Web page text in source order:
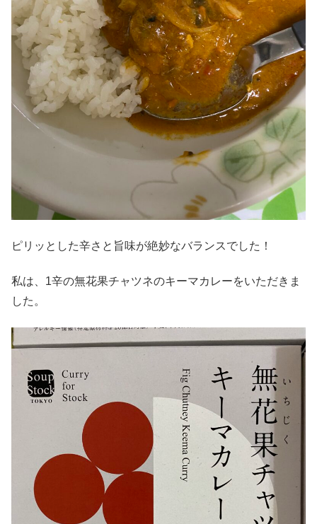
ピリッとした辛さと旨味が絶妙なバランスでした！
私は、1辛の無花果チャツネのキーマカレーをいただきま
した。